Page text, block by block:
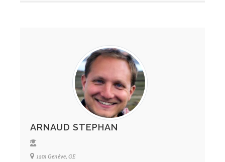
ARNAUD STEPHAN
1201 Genève, GE